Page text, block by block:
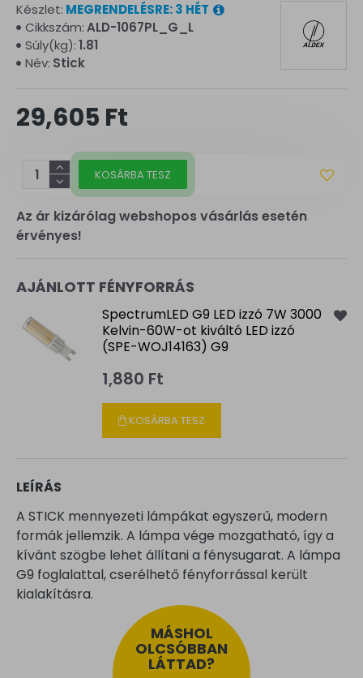
Az ár kizárólag webshopos vásárlás esetén
érvényes!
29,605 Ft
Készlet: MEGRENDELÉSRE: 3 HÉT
Cikkszám:ALD-1067PL_G_L
Súly(kg):1.81
Név: Stick
KOSÁRBA TESZ
AJÁNLOTT FÉNYFORRÁS
SpectrumLED G9 LED izzó 7W 3000
Kelvin-60W-ot kiváltó LED izzó
(SPE-WOJ14163) G9
1,880 Ft
KOSÁRBA TESZ
LEÍRÁS
A STICK mennyezeti lámpákat egyszerű, modern
formák jellemzik. A lámpa vége mozgatható, így a
kívánt szögbe lehet állítani a fénysugarat. A lámpa
G9 foglalattal, cserélhető fényforrással került
kialakításra.
MÁSHOL
OLCSÓBBAN
LÁTTAD?